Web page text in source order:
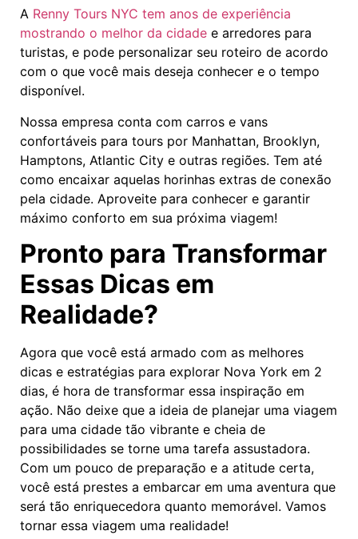
A Renny Tours NYC tem anos de experiência
mostrando o melhor da cidade e arredores para
turistas, e pode personalizar seu roteiro de acordo
com o que você mais deseja conhecer e o tempo
disponível.
Nossa empresa conta com carros e vans
confortáveis para tours por Manhattan, Brooklyn,
Hamptons, Atlantic City e outras regiões. Tem até
como encaixar aquelas horinhas extras de conexão
pela cidade. Aproveite para conhecer e garantir
máximo conforto em sua próxima viagem!
Pronto para Transformar
Essas Dicas em
Realidade?
Agora que você está armado com as melhores
dicas e estratégias para explorar Nova York em 2
dias, é hora de transformar essa inspiração em
ação. Não deixe que a ideia de planejar uma viagem
para uma cidade tão vibrante e cheia de
possibilidades se torne uma tarefa assustadora.
Com um pouco de preparação e a atitude certa,
você está prestes a embarcar em uma aventura que
será tão enriquecedora quanto memorável. Vamos
tornar essa viagem uma realidade!